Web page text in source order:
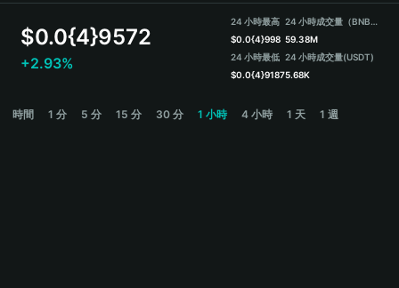
Español
$0.0{4}9572
+2.93%
24 小時最高
$0.0{4}998
24 小時最低
$0.0{4}9187
24 小時成交量（BNBXBT）
59.38M
24 小時成交量(USDT)
5.68K
時間 1 分 5 分 15 分 30 分 1 小時 4 小時 1 天 1 週